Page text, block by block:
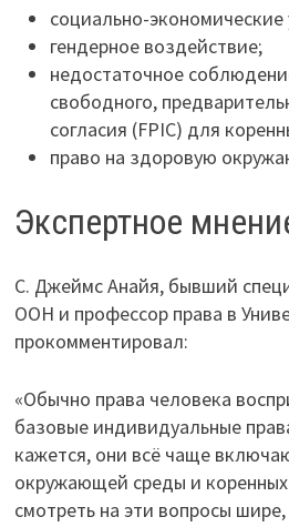
социально-экономические
гендерное воздействие;
недостаточное
свободного,
согласия (FPIC) для
право на здоровую
Экспертное
С. Джеймс Анайя, бывший
ООН и профессор права в
прокомментировал:
«Обычно права человека
базовые индивидуальные
кажется, они всё чаще
окружающей среды и
смотреть на эти вопросы